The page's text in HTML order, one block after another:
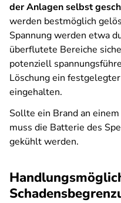
der Anlagen selbst
werden bestmöglich
Spannung werden etwa
überflutete Bereiche
potenziell
Löschung ein
eingehalten.
Sollte ein Brand an
muss die Batterie des
gekühlt werden.